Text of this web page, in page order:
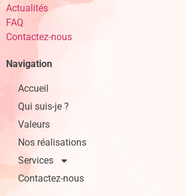
Actualités
FAQ
Contactez-nous
Navigation
Accueil
Qui suis-je ?
Valeurs
Nos réalisations
Services
Contactez-nous